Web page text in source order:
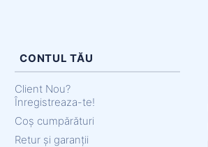
CONTUL TĂU
Client Nou?
Înregistreaza-te!
Coș cumpărături
Retur și garanții